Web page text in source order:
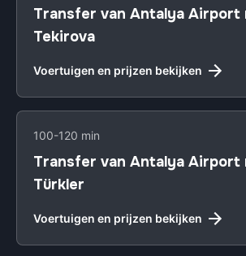
Transfer van Antalya Airport
Tekirova
Voertuigen en prijzen bekijken
100-120 min
Transfer van Antalya Airport
Türkler
Voertuigen en prijzen bekijken